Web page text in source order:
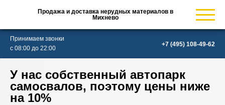
Продажа и доставка нерудных материалов в
Михнево
Принимаем звонки
с 08:00 до 22:00
У нас собственный автопарк
самосвалов, поэтому цены ниже
на 10%